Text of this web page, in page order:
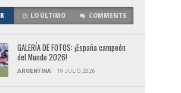
LO ÚLTIMO COMMENTS
GALERÍA DE FOTOS: ¡España campeón
del Mundo 2026!
ARGENTINA 19 JULIO, 2026